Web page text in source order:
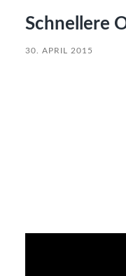
Schnellere
30. APRIL 2015